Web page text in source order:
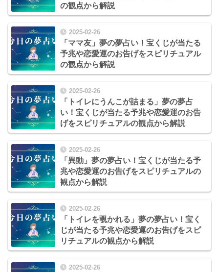
の観点から解説
2025-02-26
「ママ友」夢の夢占い！宝くじが当たる
予兆や恋愛運のお告げをスピリチュアル
の観点から解説
2025-02-26
「トイレにうんこが詰まる」夢の夢占
い！宝くじが当たる予兆や恋愛運のお告
げをスピリチュアルの観点から解説
2025-02-26
「異動」夢の夢占い！宝くじが当たる予
兆や恋愛運のお告げをスピリチュアルの
観点から解説
2025-02-26
「トイレを覗かれる」夢の夢占い！宝く
じが当たる予兆や恋愛運のお告げをスピ
リチュアルの観点から解説
2025-02-26